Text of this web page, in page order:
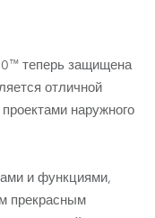
теперь защищена
отличной
наружного
и функциями,
прекрасным